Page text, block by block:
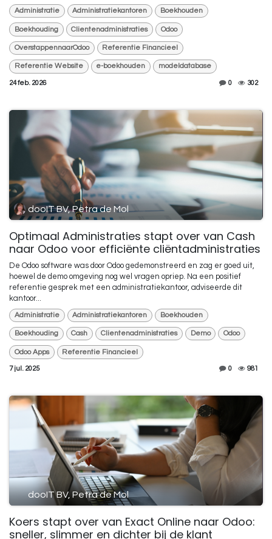
Administratie Administratiekantoren Boekhouden
Boekhouding Clientenadministraties Odoo
OverstappennaarOdoo Referentie Financieel
Referentie Website e-boekhouden modeldatabase
24 feb. 2026 0 302
dooIT BV, Petra de Mol
Optimaal Administraties stapt over van Cash
naar Odoo voor efficiënte cliëntadministraties
De Odoo software was door Odoo gedemonstreerd en zag er goed uit,
hoewel de demo omgeving nog wel vragen opriep. Na een positief
referentie gesprek met een administratiekantoor, adviseerde dit
kantoor...
Administratie Administratiekantoren Boekhouden
Boekhouding Cash Clientenadministraties Demo Odoo
Odoo Apps Referentie Financieel
7 jul. 2025 0 981
dooIT BV, Petra de Mol
Koers stapt over van Exact Online naar Odoo:
sneller, slimmer en dichter bij de klant